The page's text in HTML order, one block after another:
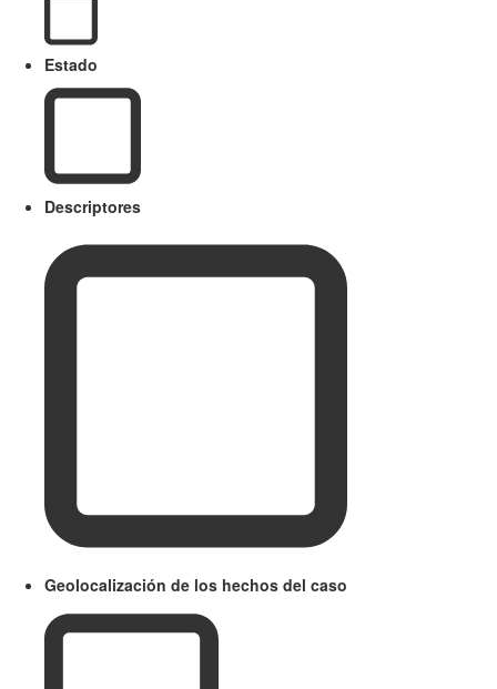
Estado
Descriptores
Geolocalización de los hechos del caso